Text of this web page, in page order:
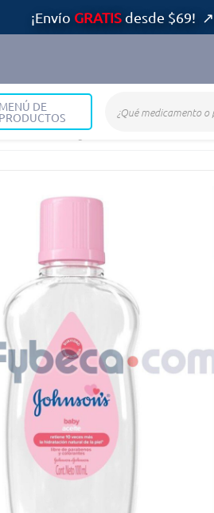
¡Envío GRATISdesde $69! ↗
MENÚ DE
PRODUCTOS
Cuidado e Higiene Infantil